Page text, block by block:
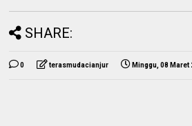
SHARE:
0 terasmudacianjur Minggu, 08 Maret